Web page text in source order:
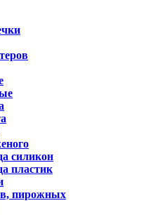
силикон
пластик
пирожных